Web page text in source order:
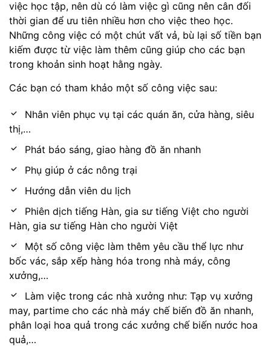
việc học tập, nên dù có làm việc gì cũng nên cân đối
thời gian để ưu tiên nhiều hơn cho việc theo học.
Những công việc có một chút vất vả, bù lại số tiền bạn
kiếm được từ việc làm thêm cũng giúp cho các bạn
trong khoản sinh hoạt hằng ngày.
Các bạn có tham khảo một số công việc sau:
Nhân viên phục vụ tại các quán ăn, cửa hàng, siêu
thị,…
Phát báo sáng, giao hàng đồ ăn nhanh
Phụ giúp ở các nông trại
Hướng dẫn viên du lịch
Phiên dịch tiếng Hàn, gia sư tiếng Việt cho người
Hàn, gia sư tiếng Hàn cho người Việt
Một số công việc làm thêm yêu cầu thể lực như
bốc vác, sắp xếp hàng hóa trong nhà máy, công
xưởng,…
Làm việc trong các nhà xưởng như: Tạp vụ xưởng
may, partime cho các nhà máy chế biến đồ ăn nhanh,
phân loại hoa quả trong các xưởng chế biến nước hoa
quả,…